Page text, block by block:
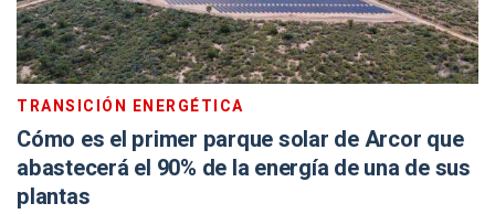
TRANSICIÓN ENERGÉTICA
Cómo es el primer parque solar de Arcor que
abastecerá el 90% de la energía de una de sus
plantas